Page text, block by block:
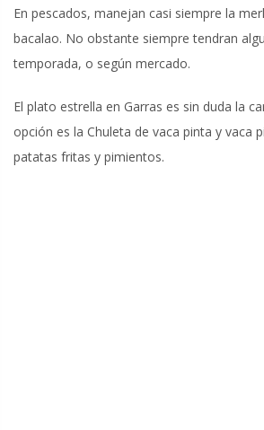
En pescados, manejan casi siempre la
bacalao. No obstante siempre tendran
temporada, o según mercado.
El plato estrella en Garras es sin duda la
opción es la Chuleta de vaca pinta y vaca
patatas fritas y pimientos.